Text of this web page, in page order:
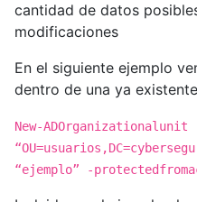
cantidad de datos
modificaciones
En el siguiente ejemplo
dentro de una ya
New-
“ejemplo” -